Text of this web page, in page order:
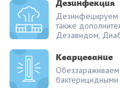
Дезинфекция
Дезинфецируем
также
Дезавидом,
Кварцевание